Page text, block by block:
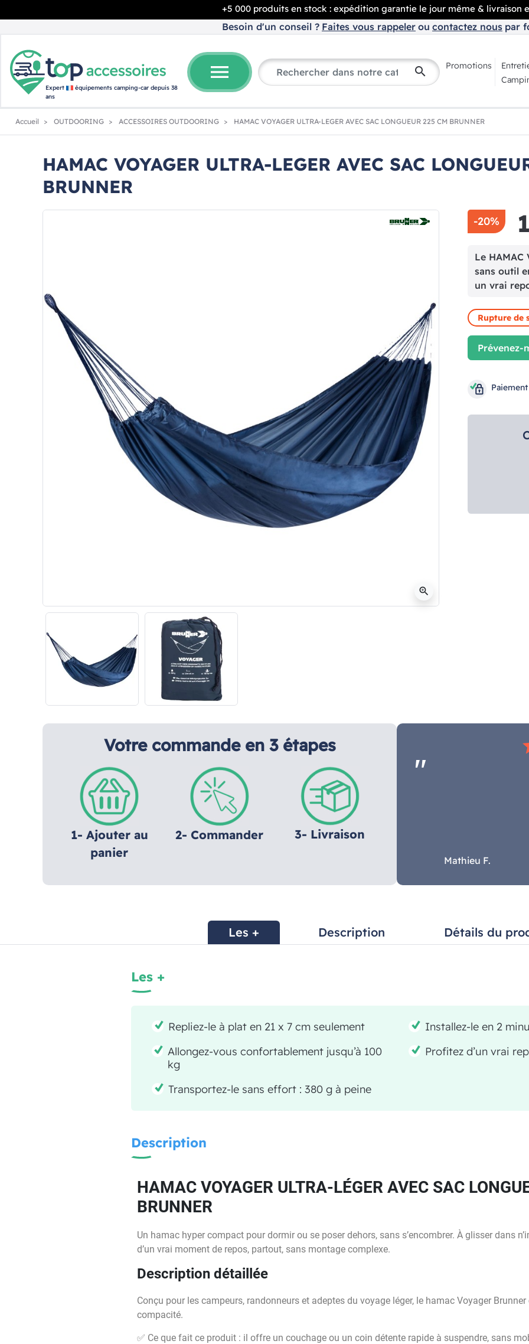
+5 000 produits en stock : expédition garantie le jour même & livraison
Besoin d'un conseil ? Faites vous rappeler ou contactez nous par
Expert
équipements camping-car depuis 38
ans
menu search Promotions
Accueil OUTDOORING ACCESSOIRES OUTDOORING HAMAC VOYAGER ULTRA-LEGER AVEC SAC LONGUEUR 225 CM BRUNNER
HAMAC VOYAGER ULTRA-LEGER AVEC SAC
BRUNNER
zoom_in
-20%
Le HAMAC
sans outil
un vrai
Rupture de
Votre commande en 3 étapes
1- Ajouter au
panier
2- Commander 3- Livraison
Mathieu F.
Les + Description Détails du
Les +
Repliez-le à plat en 21 x 7 cm seulement
Installez-le en 2
Allongez-vous confortablement jusqu’à 100
kg
Profitez d’un vrai
Transportez-le sans effort : 380 g à peine
Description
HAMAC VOYAGER ULTRA-LÉGER AVEC SAC
BRUNNER
Un hamac hyper compact pour dormir ou se poser dehors, sans s’encombrer. À glisser dans
d’un vrai moment de repos, partout, sans montage complexe.
Description détaillée
Conçu pour les campeurs, randonneurs et adeptes du voyage léger, le hamac Voyager
compacité.
✅ Ce que fait ce produit : il offre un couchage ou un coin détente rapide à suspendre, sans